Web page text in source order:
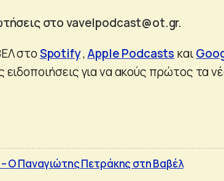
στοvavelpodcast@ot.gr.
στοSpotify,Apple Podcasts και
ειδοποιήσεις για να ακούς πρώτος τα
O Παναγιώτης Πετράκης στη Βαβέλ